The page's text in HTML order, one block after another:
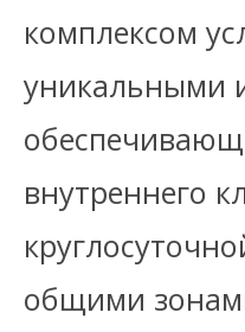
комплексом
уникальными
внутреннего
общими